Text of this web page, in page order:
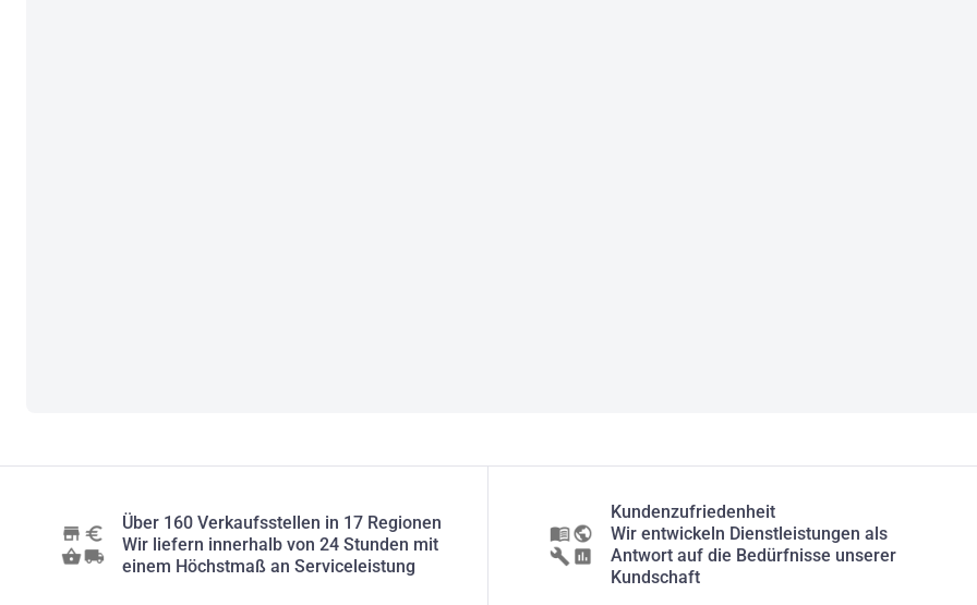
Über 160 Verkaufsstellen in 17 Regionen
Wir liefern innerhalb von 24 Stunden mit
einem Höchstmaß an Serviceleistung
Kundenzufriedenheit
Wir entwickeln Dienstleistungen als
Antwort auf die Bedürfnisse unserer
Kundschaft